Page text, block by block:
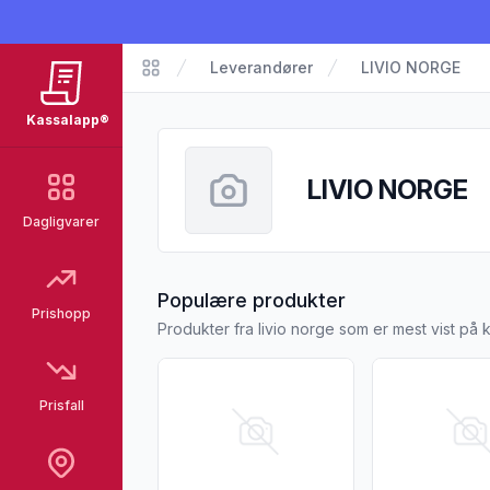
Kassalapp®
Dagligvarer
Prishopp
Prisfall
Kassalapp
Leverandører LIVIO NORGE
LIVIO NORGE
Populære produkterfra LIVIO NORGE
Produkter fra livio norge som er mest vist på